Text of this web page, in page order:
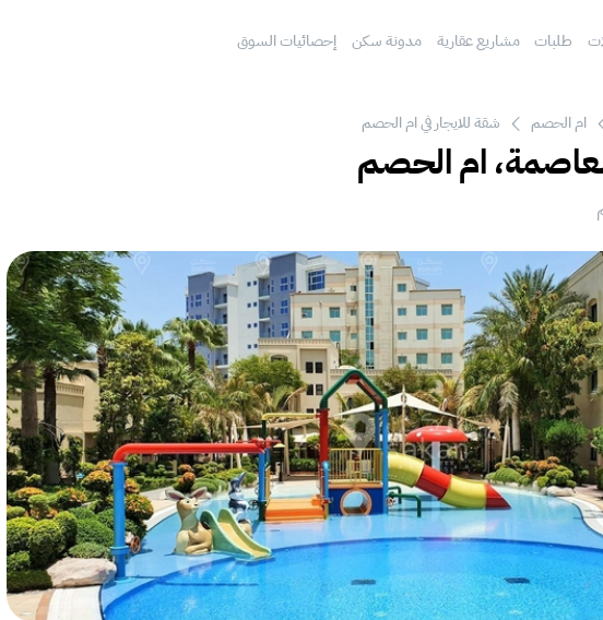
طلبات مشاريع عقارية مدونة سكن إحصائيات السوق
ام الحصم شقة للايجار في ام الحصم
ام الحصم